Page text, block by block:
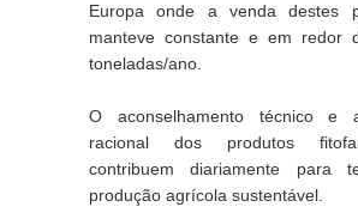
Europa onde a venda destes
manteve constante e em redor
toneladas/ano.
O aconselhamento técnico e
racional dos produtos
contribuem diariamente para
produção agrícola sustentável.